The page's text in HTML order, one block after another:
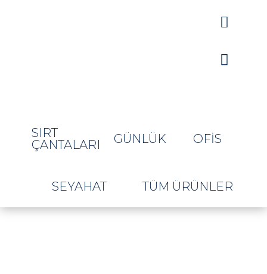


SIRT
ÇANTALARI
GÜNLÜK OFIS
SEYAHAT TÜM ÜRÜNLER